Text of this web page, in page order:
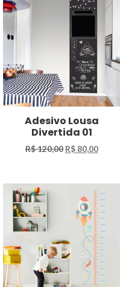
Adesivo Lousa
Divertida 01
R$120,00 R$80,00